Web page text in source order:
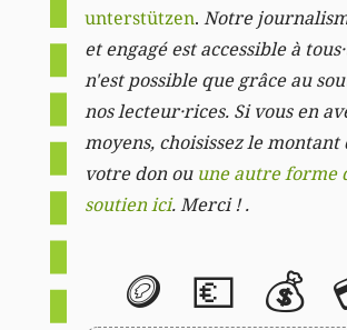
unterstützen. Notre
et engagé est accessible à
n'est possible que grâce au
nos lecteur·rices. Si vous en
moyens, choisissez le montant
votre don ou une autre forme
soutien ici. Merci ! .
🪙 💶 💰